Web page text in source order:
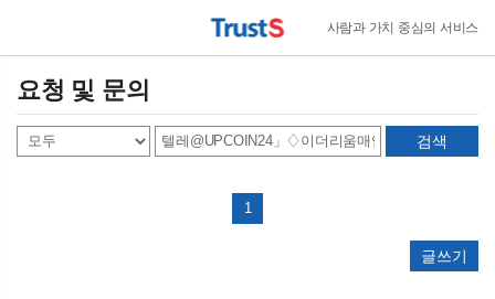
사람과 가치 중심의 서비스
요청 및 문의
검색
1
글쓰기